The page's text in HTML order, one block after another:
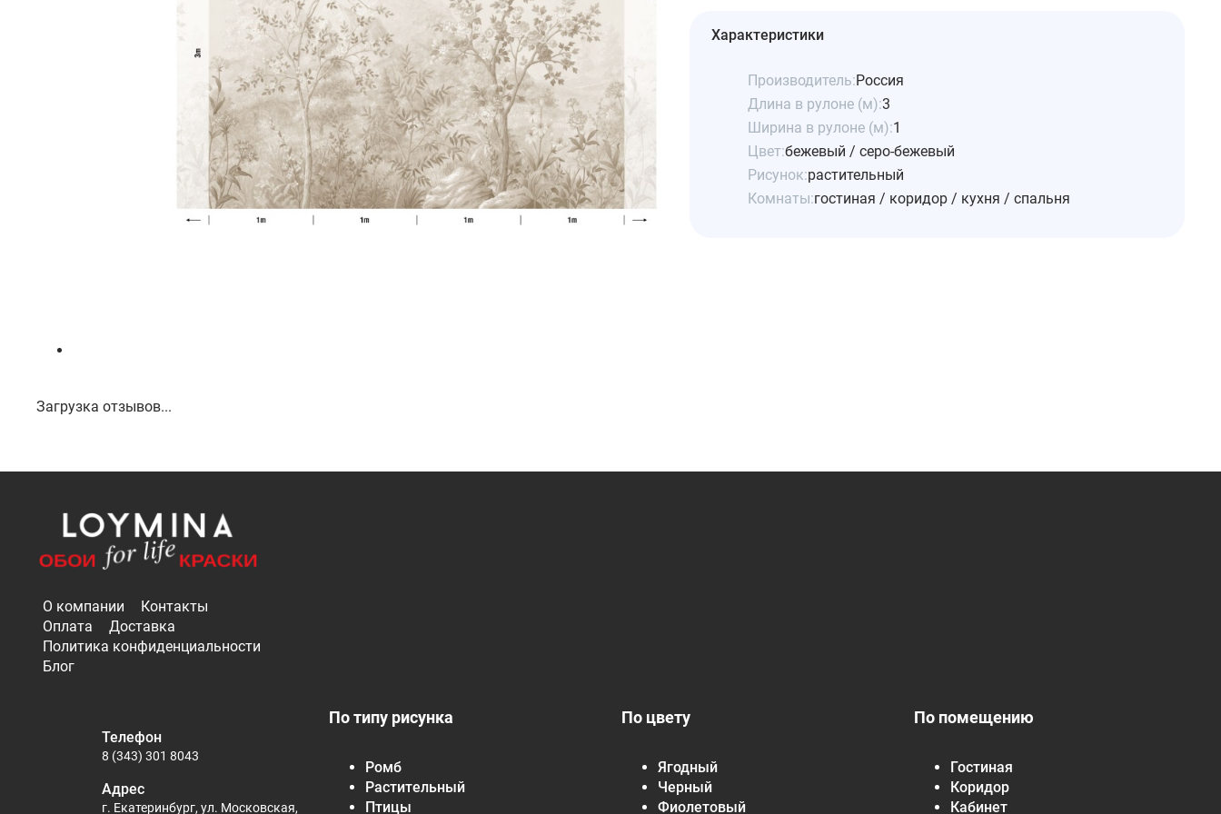
Характеристики
Производитель:Россия
Длина в рулоне (м):3
Ширина в рулоне (м):1
Цвет:бежевый / серо-бежевый
Рисунок:растительный
Комнаты:гостиная / коридор / кухня / спальня
Загрузка отзывов...
О компании
Контакты
Оплата
Доставка
Политика конфиденциальности
Блог
По типу рисунка
Ромб
Растительный
Птицы
По цвету
Ягодный
Черный
Фиолетовый
По помещению
Гостиная
Коридор
Кабинет
Телефон
8 (343) 301 8043
Адрес
г. Екатеринбург, ул. Московская,